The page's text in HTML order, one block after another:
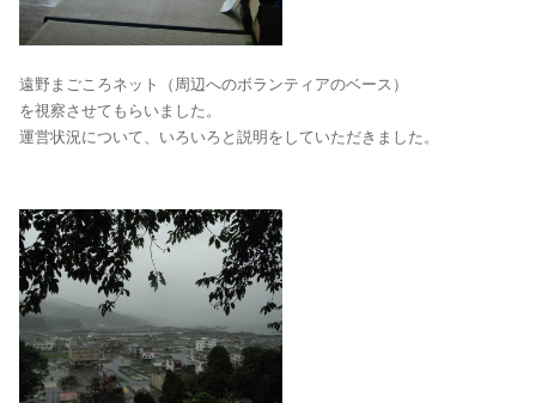
遠野まごころネット（周辺へのボランティアのベース）
を視察させてもらいました。
運営状況について、いろいろと説明をしていただきました。